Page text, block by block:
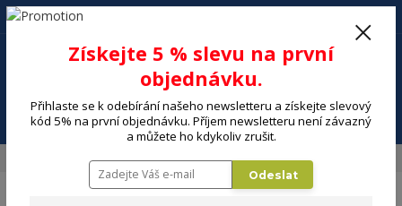
Menu
+420 602 494 600
Získejte 5 % slevu na první
objednávku.
Přihlaste se k odebírání našeho newsletteru a získejte slevový
kód 5% na první objednávku. Příjem newsletteru není závazný
a můžete ho kdykoliv zrušit.
Odeslat